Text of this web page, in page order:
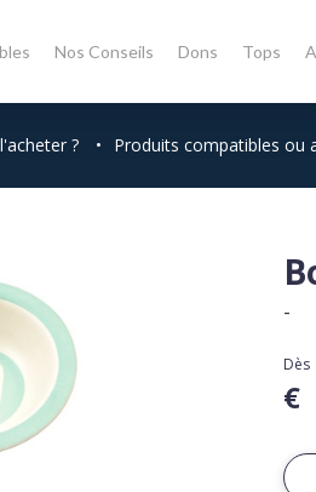
Nos Conseils Dons Tops
? • Produits compatibles ou
-
Dès
€